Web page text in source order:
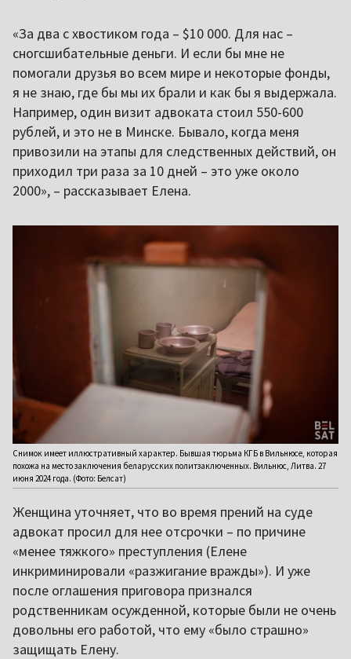
«За два с хвостиком года – $10 000. Для нас –
сногсшибательные деньги. И если бы мне не
помогали друзья во всем мире и некоторые фонды,
я не знаю, где бы мы их брали и как бы я выдержала.
Например, один визит адвоката стоил 550-600
рублей, и это не в Минске. Бывало, когда меня
привозили на этапы для следственных действий, он
приходил три раза за 10 дней – это уже около
2000», – рассказывает Елена.
Снимок имеет иллюстративный характер. Бывшая тюрьма КГБ в Вильнюсе, которая
похожа на место заключения беларусских политзаключенных. Вильнюс, Литва. 27
июня 2024 года. (Фото: Белсат)
Женщина уточняет, что во время прений на суде
адвокат просил для нее отсрочки – по причине
«менее тяжкого» преступления (Елене
инкриминировали «разжигание вражды»). И уже
после оглашения приговора признался
родственникам осужденной, которые были не очень
довольны его работой, что ему «было страшно»
защищать Елену.